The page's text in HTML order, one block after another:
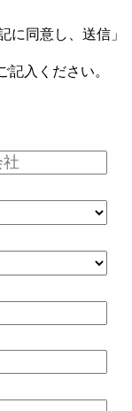
に同意し、送信」
入ください。